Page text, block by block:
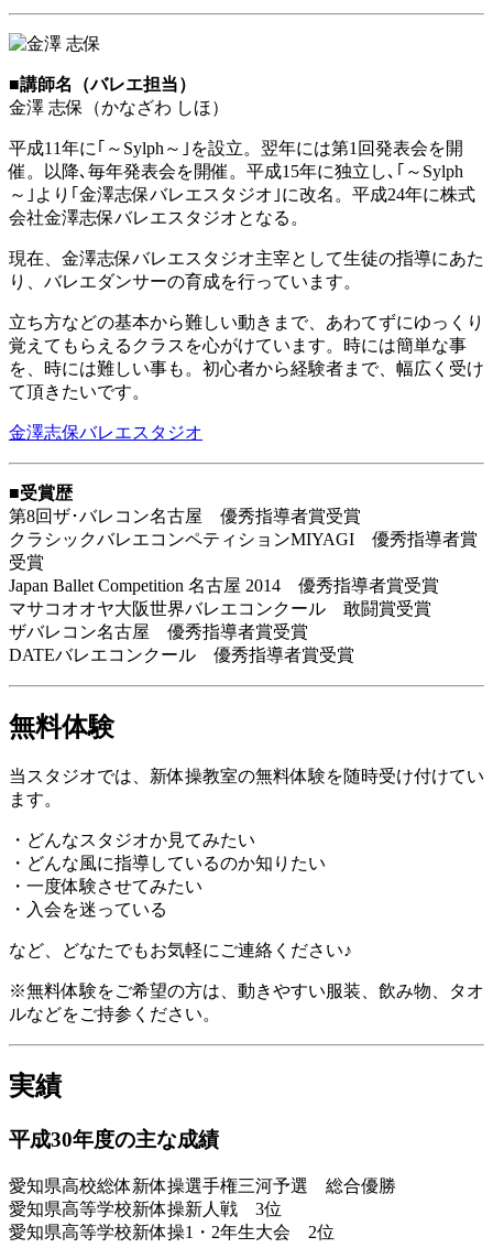
■講師名（バレエ担当）
金澤 志保（かなざわ しほ）
平成11年に｢～Sylph～｣を設立。翌年には第1回発表会を開
催。以降､毎年発表会を開催。平成15年に独立し､｢～Sylph
～｣より｢金澤志保バレエスタジオ｣に改名。平成24年に株式
会社金澤志保バレエスタジオとなる。
現在、金澤志保バレエスタジオ主宰として生徒の指導にあた
り、バレエダンサーの育成を行っています。
立ち方などの基本から難しい動きまで、あわてずにゆっくり
覚えてもらえるクラスを心がけています。時には簡単な事
を、時には難しい事も。初心者から経験者まで、幅広く受け
て頂きたいです。
金澤志保バレエスタジオ
■受賞歴
第8回ザ･バレコン名古屋 優秀指導者賞受賞
クラシックバレエコンペティションMIYAGI 優秀指導者賞
受賞
Japan Ballet Competition 名古屋 2014 優秀指導者賞受賞
マサコオオヤ大阪世界バレエコンクール 敢闘賞受賞
ザバレコン名古屋 優秀指導者賞受賞
DATEバレエコンクール 優秀指導者賞受賞
無料体験
当スタジオでは、新体操教室の無料体験を随時受け付けてい
ます。
・どんなスタジオか見てみたい
・どんな風に指導しているのか知りたい
・一度体験させてみたい
・入会を迷っている
など、どなたでもお気軽にご連絡ください♪
※無料体験をご希望の方は、動きやすい服装、飲み物、タオ
ルなどをご持参ください。
実績
平成30年度の主な成績
愛知県高校総体新体操選手権三河予選 総合優勝
愛知県高等学校新体操新人戦 3位
愛知県高等学校新体操1・2年生大会 2位